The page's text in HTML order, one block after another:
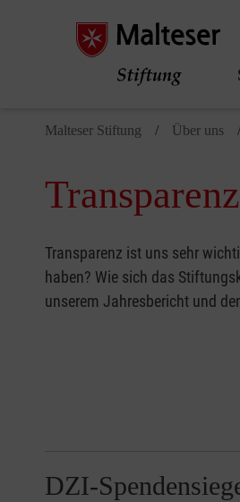
Malteser Stiftung Über uns
Transparenz
Transparenz ist uns sehr
haben? Wie sich das
unserem Jahresbericht und
DZI-